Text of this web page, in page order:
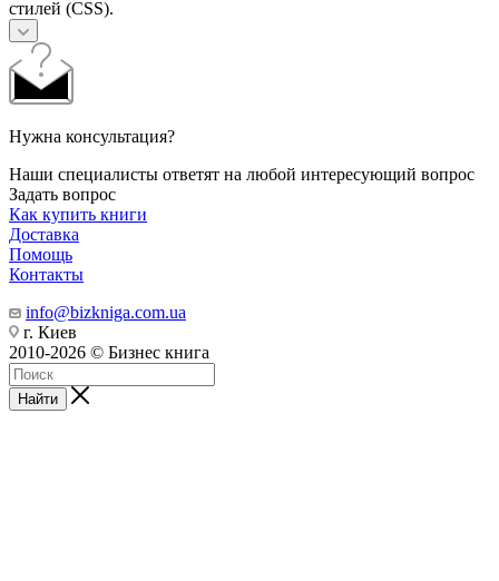
стилей (CSS).
Нужна консультация?
Наши специалисты ответят на любой интересующий вопрос
Задать вопрос
Как купить книги
Доставка
Помощь
Контакты
info@bizkniga.com.ua
г. Киев
2010-2026 © Бизнес книга
Найти